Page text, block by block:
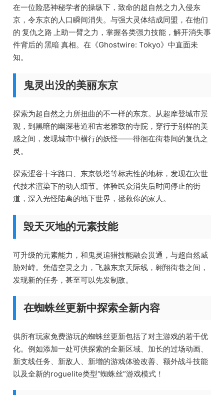
在一位险恶神秘学者的操纵下，致命的超自然之力入侵东
京，令东京的人口瞬间消失。与强大灵体结成同盟，在他们
的 复仇之路 上助一臂之力，掌握各类强力技能，解开消失事
件背后的 黑暗 真相。在《Ghostwire: Tokyo》中直面未
知。
鬼灵出没的美丽东京
探索为超自然之力所扭曲的不一样的东京。从超摩登城市景
观，到黑暗的幽深巷道和古老雅致的寺院，穿行于别样的美
感之间，发现城市中横行的妖怪——徘徊在街巷间的复仇之
灵。
探索涩谷十字路口、东京铁塔等标志性的地标，发现在次世
代技术渲染下的动人细节。体验民众消失后时间停止的街
道，深入光怪陆离的地下世界，拯救你的家人。
毁天灭地的元素技能
可升级的元素能力，和鬼灵追猎技能融会贯通，与超自然威
胁对峙。凭借空灵之力，飞越东京天际线，翱翔街巷之间，
发现新的任务，甚至可以先发制敌。
在蜘蛛丝更新中探索全新内容
供所有玩家免费游玩的蜘蛛丝更新包括了对主游戏的若干优
化。例如添加一处可供探索的全新区域、加长的过场动画、
新支线任务、新敌人、新增的游戏体验改善、额外战斗技能
以及全新的roguelite类型“蜘蛛丝”游戏模式！